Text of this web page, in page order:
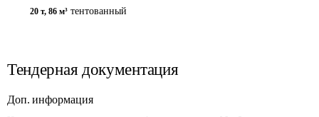
20 т, 86 м³ тентованный
Тендерная документация
Доп. информация